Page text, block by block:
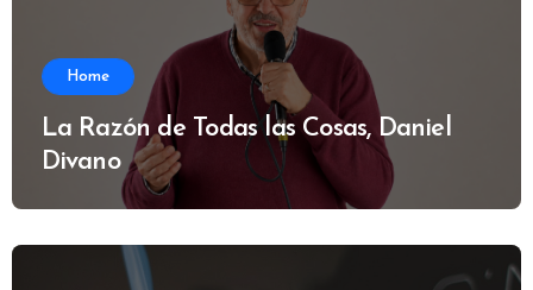
Home
La Razón de Todas las Cosas, Daniel
Divano